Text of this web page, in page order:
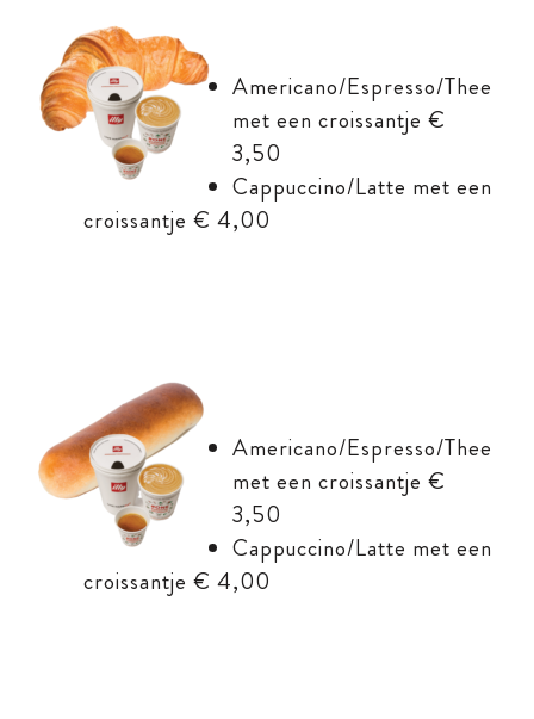
Americano/Espresso/Thee
met een croissantje €
3,50
Cappuccino/Latte met een
croissantje € 4,00
Americano/Espresso/Thee
met een croissantje €
3,50
Cappuccino/Latte met een
croissantje € 4,00